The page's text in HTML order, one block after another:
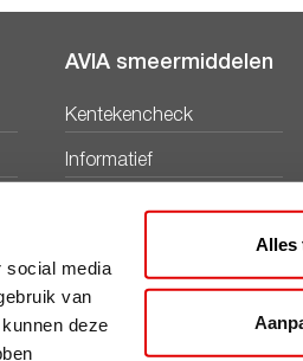
social media
van
deze
Alles
AVIA smeermiddelen
Kentekencheck
Informatief
Productbladen